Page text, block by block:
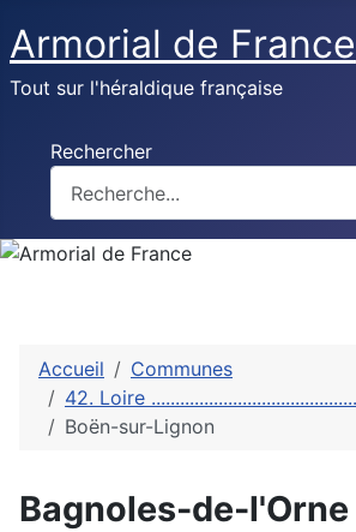
Armorial de France
Tout sur l'héraldique française
Rechercher
Accueil
Communes
42. Loire
Boёn-sur-Lignon
Bagnoles-de-l'Orne